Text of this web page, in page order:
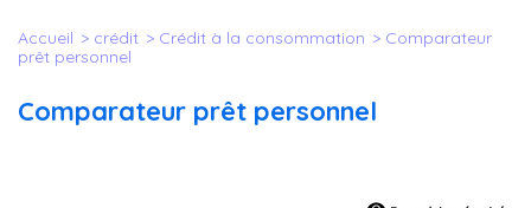
Accueil crédit Crédit à la consommation
Comparateur
prêt personnel
Comparateur prêt personnel